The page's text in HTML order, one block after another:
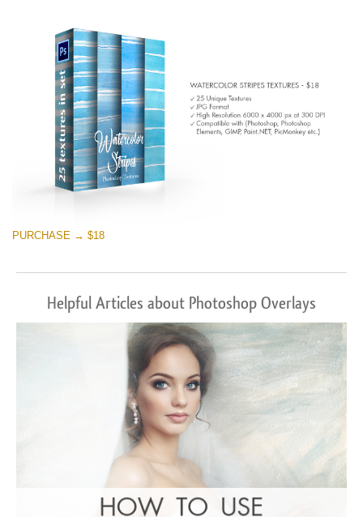
PURCHASE → $18
Helpful Articles about Photoshop Overlays